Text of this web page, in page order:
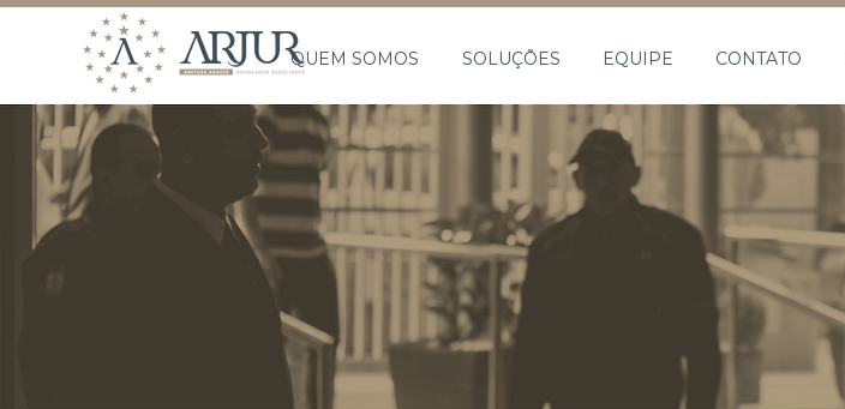
QUEM SOMOS SOLUÇÕES EQUIPE CONTATO